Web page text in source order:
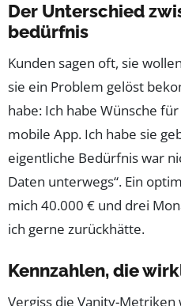
Der Unterschied
bedürfnis
Kunden sagen oft, sie
sie ein Problem gelöst
habe: Ich habe Wünsche
mobile App. Ich habe sie
eigentliche Bedürfnis war
Daten unterwegs“. Ein
mich 40.000 € und drei
ich gerne zurückhätte.
Kennzahlen, die
Vergiss die Vanity-